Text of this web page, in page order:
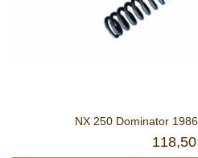
NX 250 Dominator